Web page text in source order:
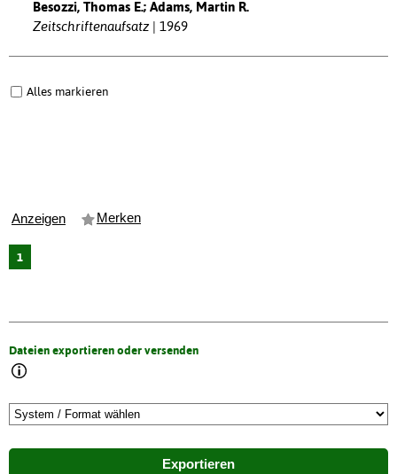
Besozzi, Thomas E.; Adams, Martin R.
Zeitschriftenaufsatz
1969
Alles markieren
Anzeigen Merken
1
Dateien exportieren oder versenden
Exportieren